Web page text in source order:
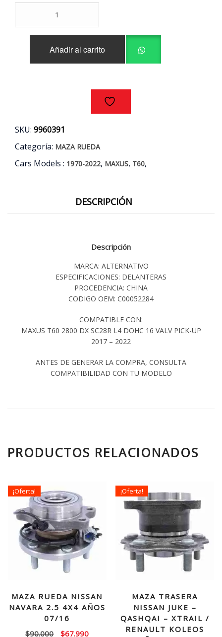
DELANTERAS
(PAR)
MAXUS
Añadir al carrito
SKU: 9960391
Categoría: MAZA RUEDA
Cars Models : 1970-2022, MAXUS, T60,
DESCRIPCIÓN
Descripción
MARCA: ALTERNATIVO
ESPECIFICACIONES: DELANTERAS
PROCEDENCIA: CHINA
CODIGO OEM: C00052284
COMPATIBLE CON:
MAXUS T60 2800 DX SC28R L4 DOHC 16 VALV PICK-UP
2017 – 2022
ANTES DE GENERAR LA COMPRA, CONSULTA
COMPATIBILIDAD CON TU MODELO
PRODUCTOS RELACIONADOS
¡Oferta!
MAZA RUEDA NISSAN
NAVARA 2.5 4X4 AÑOS
07/16
$90.000 El
$67.990El
¡Oferta!
MAZA TRASERA
NISSAN JUKE –
QASHQAI – XTRAIL /
RENAULT KOLEOS